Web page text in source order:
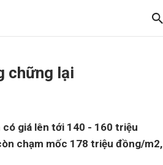
chững lại
giá lên tới 140 - 160 triệu
chạm mốc 178 triệu đồng/m2,